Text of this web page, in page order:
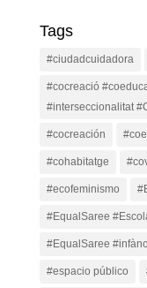
Tags
#ciudadcuidadora
#cocreació
#interseccionalitat
#cocreación
#cohabitatge
#ecofeminismo
#EqualSaree
#EqualSaree
#espacio público